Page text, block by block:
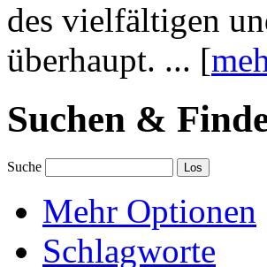
des vielfältigen
überhaupt. ... [
Suchen &
Suche
Mehr Optionen
Schlagworte